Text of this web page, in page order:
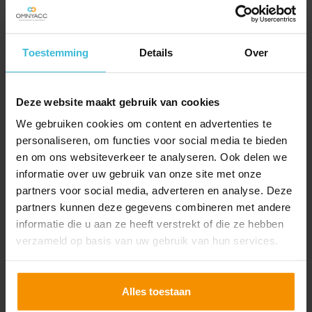
Toestemming Details Over
Deze website maakt gebruik van cookies
We gebruiken cookies om content en advertenties te
personaliseren, om functies voor social media te bieden
en om ons websiteverkeer te analyseren. Ook delen we
informatie over uw gebruik van onze site met onze
partners voor social media, adverteren en analyse. Deze
partners kunnen deze gegevens combineren met andere
informatie die u aan ze heeft verstrekt of die ze hebben
verzameld op basis van uw gebruik van hun services.
Alles toestaan
Twinfield
Twinfield is een modern, veilig en bovenal
gebruiksvriendelijk boekhoudprogramma.
Lees verder